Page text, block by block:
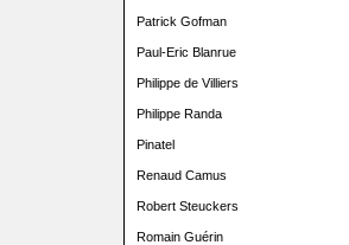
Patrick Gofman
Paul-Eric Blanrue
Philippe de Villiers
Philippe Randa
Pinatel
Renaud Camus
Robert Steuckers
Romain Guérin